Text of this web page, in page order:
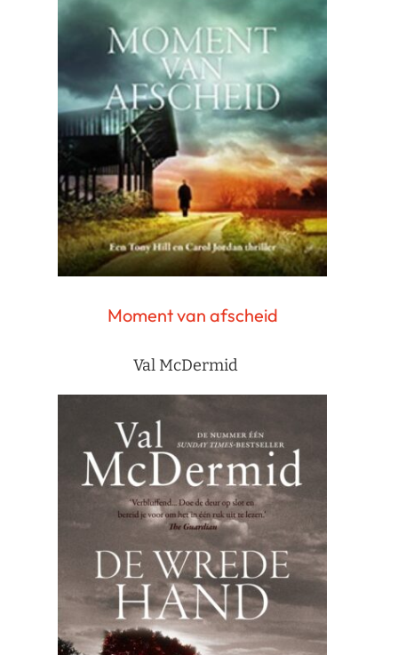
Moment van afscheid
Val McDermid